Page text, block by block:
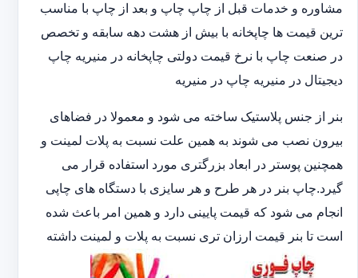
مشاوره و خدمات قبل از چاپ چاپ و بعد از چاپ با مناسب
ترین قیمت ها چاپخانه با بیش از هشت دهه سابقه و تخصص
در صنعت چاپ با نرخ قیمت دولتی چاپخانه در منیریه چاپ
دیجیتال در منیریه چاپ در منیریه
بنر از جنس پلاستیک ساخته می شود و معمولا در فضاهای
بیرون نصب می شوند به همین علت نسبت به پلات لمینت و
همچنین پوستر در ابعاد بزرگتری مورد استفاده قرار می
گیرد.چاپ بنر در هر طرح و هر سایزی با دستگاه های چاپی
انجام می شود که قیمت پایینی دارد و همین امر باعث شده
است تا بنر قیمت ارزان تری نسبت به پلات و لمینت داشته